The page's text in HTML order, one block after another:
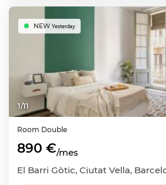
1/11
NEW Yesterday
Room Double
890 €/mes